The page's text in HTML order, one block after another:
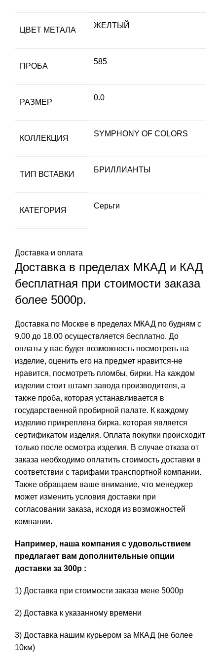
ЦВЕТ МЕТАЛА
ЖЕЛТЫЙ
ПРОБА
585
РАЗМЕР
0.0
КОЛЛЕКЦИЯ
SYMPHONY OF COLORS
ТИП ВСТАВКИ
БРИЛЛИАНТЫ
КАТЕГОРИЯ
Серьги
Доставка и оплата
Доставка в пределах МКАД и КАД
бесплатная при стоимости заказа
более 5000р.
Доставка по Москве в пределах МКАД по будням с
9.00 до 18.00 осуществляется бесплатно. До
оплаты у вас будет возможность посмотреть на
изделие, оценить его на предмет нравится-не
нравится, посмотреть пломбы, бирки. На каждом
изделии стоит штамп завода производителя, а
также проба, которая устанавливается в
государственной пробирной палате. К каждому
изделию прикреплена бирка, которая является
сертификатом изделия. Оплата покупки происходит
только после осмотра изделия. В случае отказа от
заказа необходимо оплатить стоимость доставки в
соответствии с тарифами транспортной компании.
Также обращаем ваше внимание, что менеджер
может изменить условия доставки при
согласовании заказа, исходя из возможностей
компании.
Например, наша компания с удовольствием
предлагает вам дополнительные опции
доставки за 300р :
1) Доставка при стоимости заказа мене 5000р
2) Доставка к указанному времени
3) Доставка нашим курьером за МКАД (не более
10км)